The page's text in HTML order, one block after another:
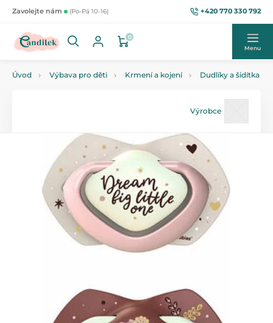
Zavolejte nám (Po-Pá 10-16) +420 770 330 792
0
Menu
Úvod Výbava pro děti Krmení a kojení Dudlíky a šidítka
Výrobce